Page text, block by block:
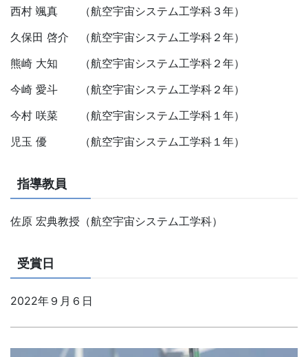
西村 颯真 （航空宇宙システム工学科３年）
久保田 啓介 （航空宇宙システム工学科２年）
熊崎 大知 （航空宇宙システム工学科２年）
今崎 愛斗 （航空宇宙システム工学科２年）
今村 咲菜 （航空宇宙システム工学科１年）
児玉 優 （航空宇宙システム工学科１年）
指導教員
佐原 宏典教授（航空宇宙システム工学科）
受賞日
2022年９月６日